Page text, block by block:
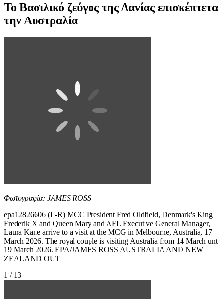
Το Βασιλικό ζεύγος της Δανίας
την Αυστραλία
Φωτογραφία: JAMES ROSS
epa12826606 (L-R) MCC President Fred Oldfield, Denmark's King
Frederik X and Queen Mary and AFL Executive General Manager,
Laura Kane arrive to a visit at the MCG in Melbourne, Australia, 17
March 2026. The royal couple is visiting Australia from 14 March
19 March 2026. EPA/JAMES ROSS AUSTRALIA AND NEW
ZEALAND OUT
1 / 13